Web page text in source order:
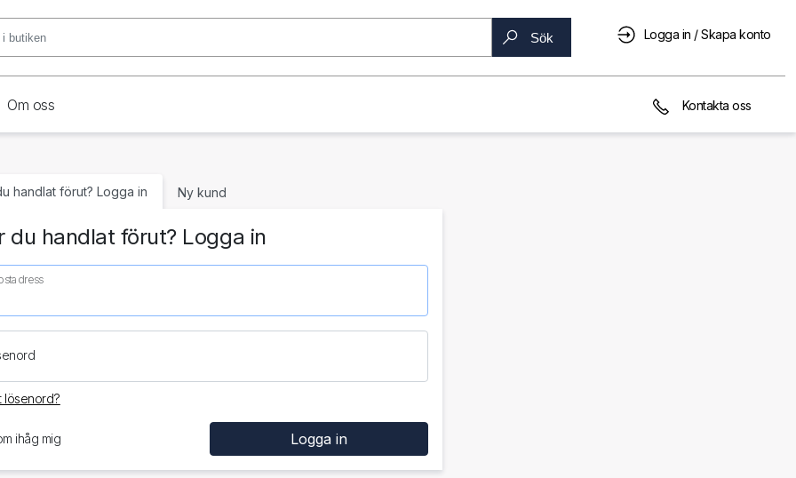
Sök Logga in / Skapa konto
Om oss Kontakta oss
handlat förut? Logga in Ny kund
du handlat förut? Logga in
lösenord?
ihåg mig